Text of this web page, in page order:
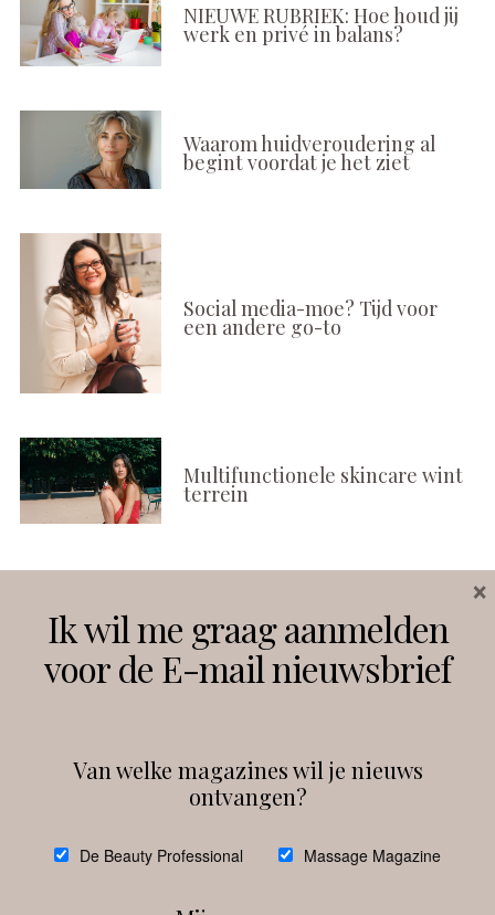
NIEUWE RUBRIEK: Hoe houd jij
werk en privé in balans?
Waarom huidveroudering al
begint voordat je het ziet
Social media-moe? Tijd voor
een andere go-to
Multifunctionele skincare wint
terrein
Instagram Facebook
debeautyprofessional
Ik wil me graag aanmelden
voor de E-mail nieuwsbrief
Van welke magazines wil je nieuws
ontvangen?
De Beauty Professional Massage Magazine
×